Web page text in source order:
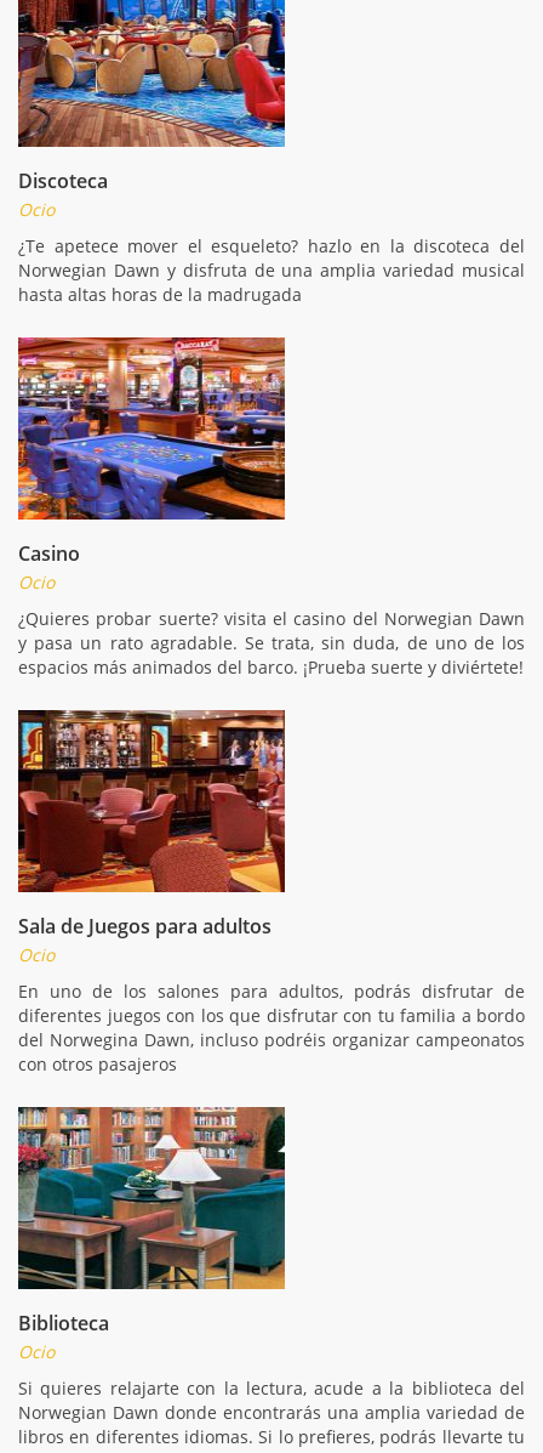
Discoteca
Ocio
¿Te apetece mover el esqueleto? hazlo en la discoteca del
Norwegian Dawn y disfruta de una amplia variedad musical
hasta altas horas de la madrugada
Casino
Ocio
¿Quieres probar suerte? visita el casino del Norwegian Dawn
y pasa un rato agradable. Se trata, sin duda, de uno de los
espacios más animados del barco. ¡Prueba suerte y diviértete!
Sala de Juegos para adultos
Ocio
En uno de los salones para adultos, podrás disfrutar de
diferentes juegos con los que disfrutar con tu familia a bordo
del Norwegina Dawn, incluso podréis organizar campeonatos
con otros pasajeros
Biblioteca
Ocio
Si quieres relajarte con la lectura, acude a la biblioteca del
Norwegian Dawn donde encontrarás una amplia variedad de
libros en diferentes idiomas. Si lo prefieres, podrás llevarte tu